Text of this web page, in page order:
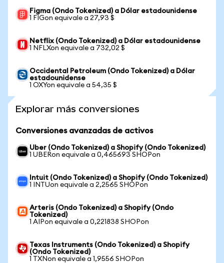
Figma (Ondo Tokenized) a Dólar estadounidense
1 FIGon equivale a 27,93 $
Netflix (Ondo Tokenized) a Dólar estadounidense
1 NFLXon equivale a 732,02 $
Occidental Petroleum (Ondo Tokenized) a Dólar
estadounidense
1 OXYon equivale a 54,35 $
Explorar más conversiones
Conversiones avanzadas de activos
Uber (Ondo Tokenized) a Shopify (Ondo Tokenized)
1 UBERon equivale a 0,465693 SHOPon
Intuit (Ondo Tokenized) a Shopify (Ondo Tokenized)
1 INTUon equivale a 2,2565 SHOPon
Arteris (Ondo Tokenized) a Shopify (Ondo
Tokenized)
1 AIPon equivale a 0,221838 SHOPon
Texas Instruments (Ondo Tokenized) a Shopify
(Ondo Tokenized)
1 TXNon equivale a 1,9556 SHOPon